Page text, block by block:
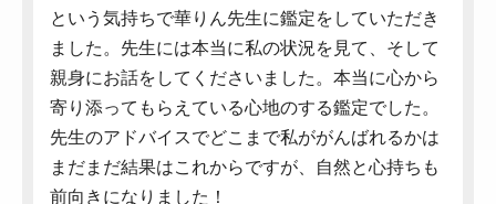
という気持ちで華りん先生に鑑定をしていただき
ました。先生には本当に私の状況を見て、そして
親身にお話をしてくださいました。本当に心から
寄り添ってもらえている心地のする鑑定でした。
先生のアドバイスでどこまで私ががんばれるかは
まだまだ結果はこれからですが、自然と心持ちも
前向きになりました！